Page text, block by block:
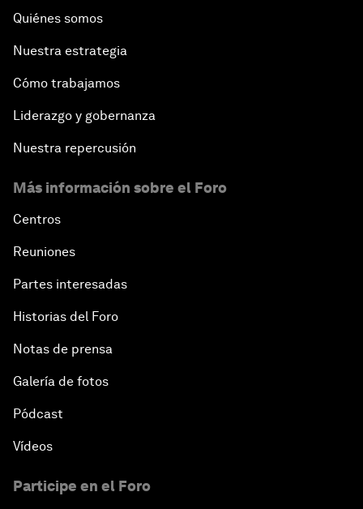
Quiénes somos
Nuestra estrategia
Cómo trabajamos
Liderazgo y gobernanza
Nuestra repercusión
Más información sobre el Foro
Centros
Reuniones
Partes interesadas
Historias del Foro
Notas de prensa
Galería de fotos
Pódcast
Vídeos
Participe en el Foro